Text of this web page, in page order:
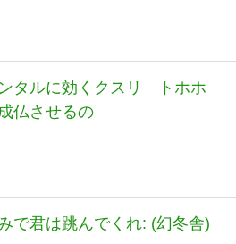
タルに効くクスリ トホホ
仏させるの
で君は跳んでくれ: (幻冬舎)